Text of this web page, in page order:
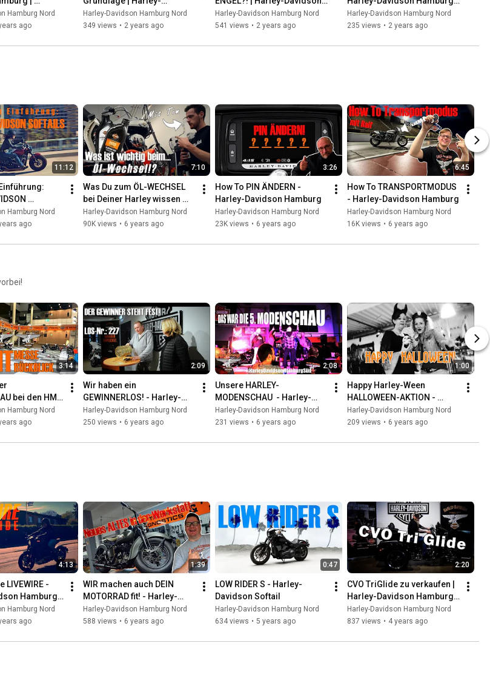
Hamburg Nord
ago
Davidson Hamburg |
Gebrauchtfahrzeug
Harley-Davidson Hamburg Nord
349 views • 2 years ago
Hamburg |
Gebrauchtfahrzeug
Harley-Davidson Hamburg Nord
541 views • 2 years ago
Gebrauchtfahrzeug
Harley-Davidson Hamburg Nord
235 views • 2 years ago
11:12
Davidson
Hamburg Nord
ago
7:10
Was Du zum ÖL-WECHSEL
bei Deiner Harley wissen
musst - Harley-Davidson
Hamburg Süd
Harley-Davidson Hamburg Nord
90K views • 6 years ago
3:26
How To PIN ÄNDERN -
Harley-Davidson Hamburg
Harley-Davidson Hamburg Nord
23K views • 6 years ago
6:45
How To TRANSPORTMODUS
- Harley-Davidson Hamburg
Harley-Davidson Hamburg Nord
16K views • 6 years ago
3:14
bei den HMT
Hamburg
Hamburg Nord
ago
2:09
Wir haben ein
GEWINNERLOS! - Harley-
Davidson Hamburg Nord
Harley-Davidson Hamburg Nord
250 views • 6 years ago
2:08
Unsere HARLEY-
MODENSCHAU  - Harley-
Davidson Hamburg Süd
Harley-Davidson Hamburg Nord
231 views • 6 years ago
1:00
Happy Harley-Ween
HALLOWEEN-AKTION -
Harley-Davidson Hamburg
Nord
Harley-Davidson Hamburg Nord
209 views • 6 years ago
4:13
LIVEWIRE -
Hamburg
Hamburg Nord
ago
1:39
WIR machen auch DEIN
MOTORRAD fit! - Harley-
Davidson Hamburg
Harley-Davidson Hamburg Nord
588 views • 6 years ago
0:47
LOW RIDER S - Harley-
Davidson Softail
Harley-Davidson Hamburg Nord
634 views • 5 years ago
2:20
CVO TriGlide zu verkaufen |
Harley-Davidson Hamburg
Nord
Harley-Davidson Hamburg Nord
837 views • 4 years ago